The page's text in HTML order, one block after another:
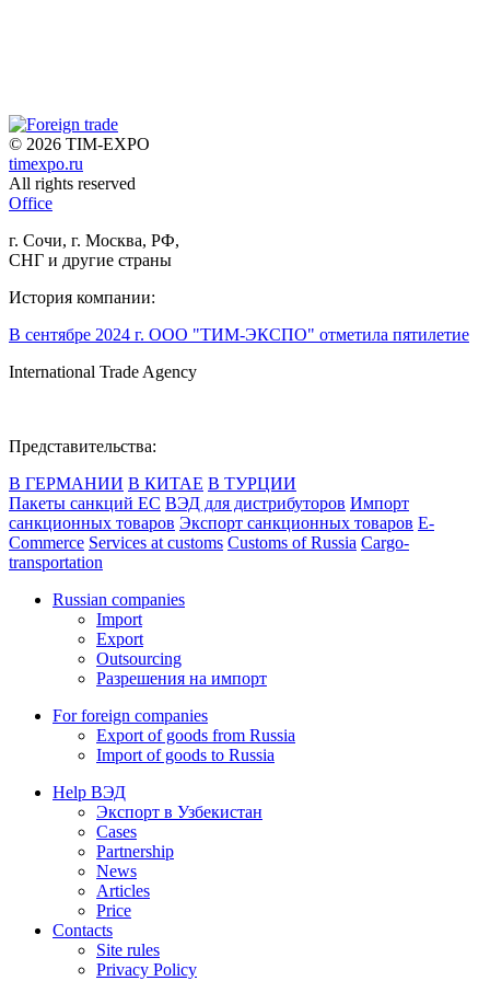
© 2026 TIM-EXPO
timexpo.ru
All rights reserved
Office
г. Сочи, г. Москва, РФ,
СНГ и другие страны
История компании:
В сентябре 2024 г. ООО "ТИМ-ЭКСПО" отметила пятилетие
International Trade Agency
Представительства:
В ГЕРМАНИИ В КИТАЕ В ТУРЦИИ
Пакеты санкций ЕС ВЭД для дистрибуторов Импорт
санкционных товаров Экспорт санкционных товаров E-
Commerce Services at customs Customs of Russia Cargo-
transportation
Russian companies
Import
Export
Outsourcing
Разрешения на импорт
For foreign companies
Export of goods from Russia
Import of goods to Russia
Help ВЭД
Экспорт в Узбекистан
Cases
Partnership
News
Articles
Price
Contacts
Site rules
Privacy Policy